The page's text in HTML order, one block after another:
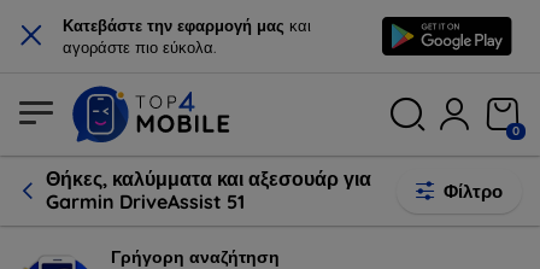
× Κατεβάστε την εφαρμογή μας και
αγοράστε πιο εύκολα.
0
Θήκες, καλύμματα και αξεσουάρ για
Garmin DriveAssist 51
Φίλτρο
Γρήγορη αναζήτηση